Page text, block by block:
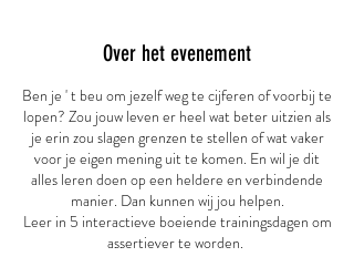
Over het evenement
Ben je ' t beu om jezelf weg te cijferen of voorbij te
lopen? Zou jouw leven er heel wat beter uitzien als
je erin zou slagen grenzen te stellen of wat vaker
voor je eigen mening uit te komen. En wil je dit
alles leren doen op een heldere en verbindende
manier. Dan kunnen wij jou helpen.
Leer in 5 interactieve boeiende trainingsdagen om
assertiever te worden.